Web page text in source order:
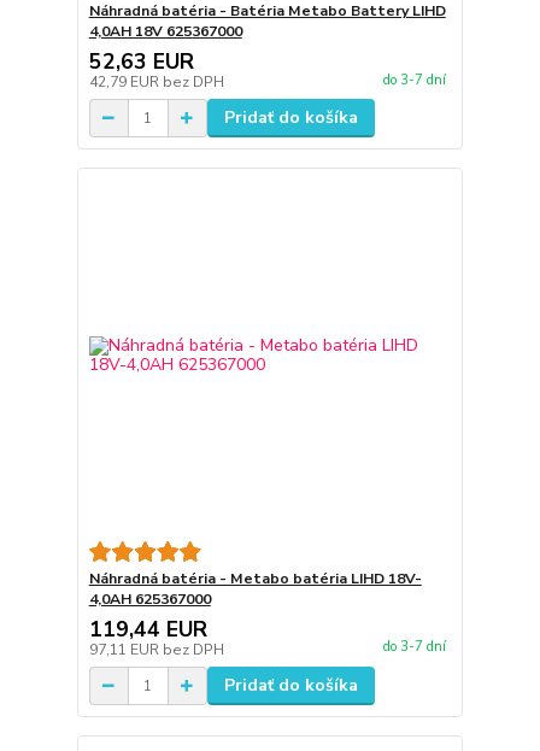
Náhradná batéria - Batéria Metabo Battery LIHD
4,0AH 18V 625367000
52,63 EUR
42,79 EUR bez DPH do 3-7 dní
Pridať do košíka
Náhradná batéria - Metabo batéria LIHD 18V-
4,0AH 625367000
119,44 EUR
97,11 EUR bez DPH do 3-7 dní
Pridať do košíka